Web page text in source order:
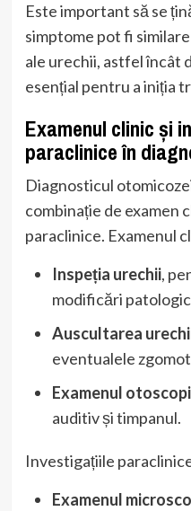
Este important să se
simptome pot fi
ale urechii, astfel încât
esențial pentru a iniția
Examenul clinic și
paraclinice în
Diagnosticul
combinație de examen
paraclinice. Examenul
Inspeția urechii,
modificări
Auscultarea
eventualele
Examenul
auditiv și timpanul.
Investigațiile
Examenul